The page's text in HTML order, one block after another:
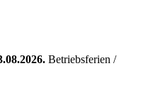
Betriebsferien /